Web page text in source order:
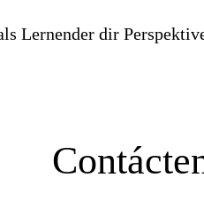
Lernender dir